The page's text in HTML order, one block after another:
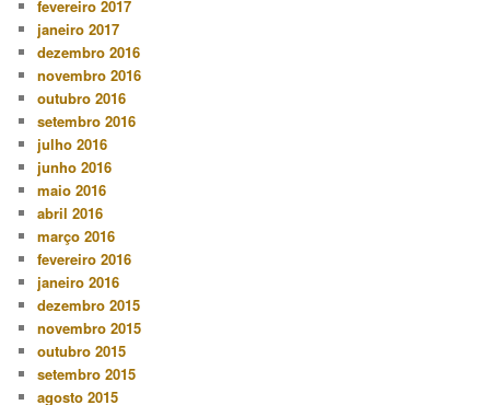
fevereiro 2017
janeiro 2017
dezembro 2016
novembro 2016
outubro 2016
setembro 2016
julho 2016
junho 2016
maio 2016
abril 2016
março 2016
fevereiro 2016
janeiro 2016
dezembro 2015
novembro 2015
outubro 2015
setembro 2015
agosto 2015